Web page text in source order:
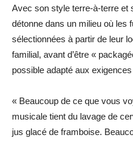
Avec son style terre-à-terre et
détonne dans un milieu où les
sélectionnées à partir de leur
familial, avant d’être «
possible adapté aux
« Beaucoup de ce que vous
musicale tient du lavage de
jus glacé de framboise.